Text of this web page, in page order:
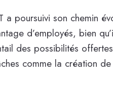
poursuivi son chemin
d’employés, bien
des possibilités
comme la création